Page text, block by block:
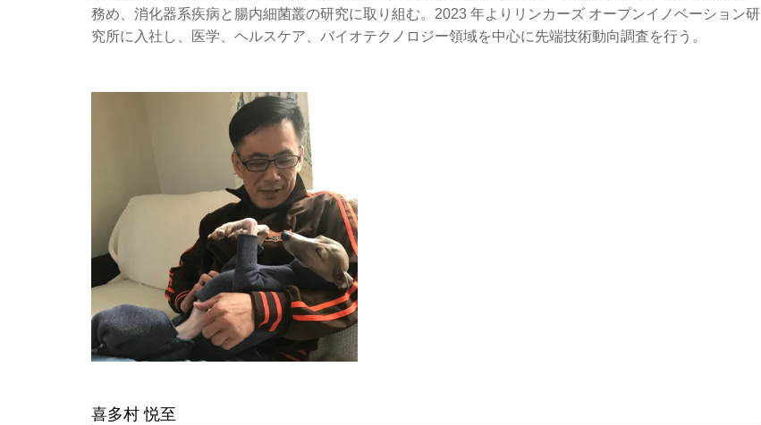
務め、消化器系疾病と腸内細菌叢の研究に取り組む。2023 年よりリンカーズ オープンイノベーション研
究所に入社し、医学、ヘルスケア、バイオテクノロジー領域を中心に先端技術動向調査を行う。
喜多村 悦至